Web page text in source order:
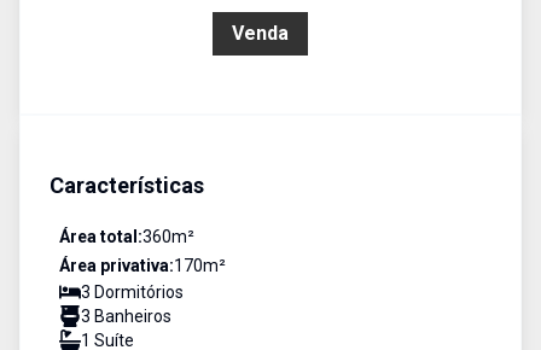
Venda
Características
Área total:360m²
Área privativa:170m²
3 Dormitórios
3 Banheiros
1 Suíte